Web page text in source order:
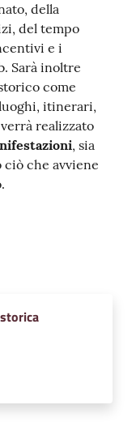
della
del tempo
e i
Sarà inoltre
come
itinerari,
realizzato
, sia
che avviene